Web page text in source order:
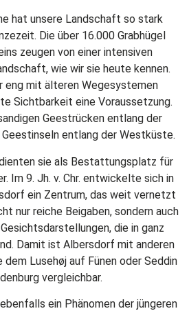
hat unsere Landschaft so stark
Die über 16.000 Grabhügel
zeugen von einer intensiven
wie wir sie heute kennen.
eng mit älteren Wegesystemen
Sichtbarkeit eine Voraussetzung.
Geestrücken entlang der
entlang der Westküste.
sie als Bestattungsplatz für
Im 9. Jh. v. Chr. entwickelte sich in
ein Zentrum, das weit vernetzt
nur reiche Beigaben, sondern auch
die in ganz
Damit ist Albersdorf mit anderen
Lusehøj auf Fünen oder Seddin
vergleichbar.
ein Phänomen der jüngeren